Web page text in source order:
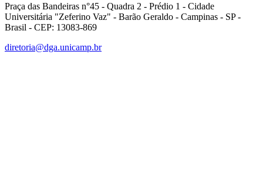
Praça das Bandeiras n°45 - Quadra 2 - Prédio 1 - Cidade
Universitária "Zeferino Vaz" - Barão Geraldo - Campinas - SP -
Brasil - CEP: 13083-869
diretoria@dga.unicamp.br